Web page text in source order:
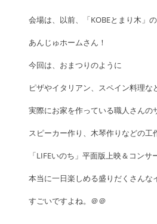
会場は、以前、「KOBEとまり木」
あんじゅホームさん！
今回は、おまつりのように
ピザやイタリアン、スペイン料理
実際にお家を作っている職人さん
スピーカー作り、木琴作りなどの工
「LIFEいのち」平面版上映＆コンサ
本当に一日楽しめる盛りだくさんな
すごいですよね。＠＠